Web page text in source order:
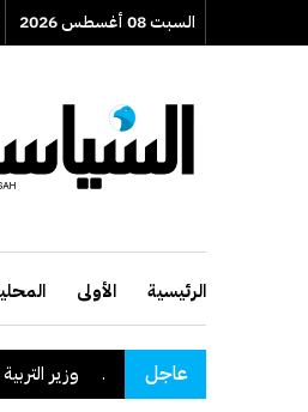
السبت 08 أغسطس 2026
الرئيسية الأولى
عاجل وزير التربية